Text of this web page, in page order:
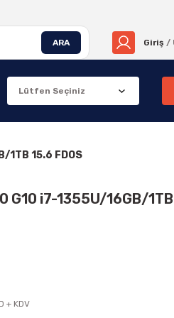
ARA Giriş /
1TB 15.6 FDOS
G10 i7-1355U/16GB/1TB
+ KDV